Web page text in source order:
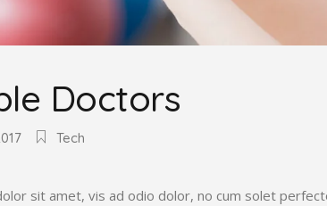
Doctors
Tech
sit amet, vis ad odio dolor, no cum solet